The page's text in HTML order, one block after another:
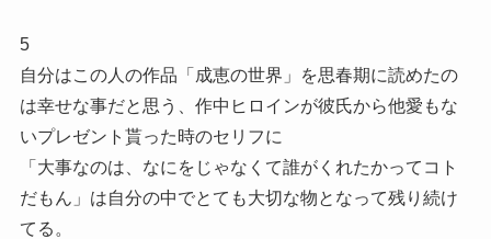
5
自分はこの人の作品「成恵の世界」を思春期に読めたの
は幸せな事だと思う、作中ヒロインが彼氏から他愛もな
いプレゼント貰った時のセリフに
「大事なのは、なにをじゃなくて誰がくれたかってコト
だもん」は自分の中でとても大切な物となって残り続け
てる。